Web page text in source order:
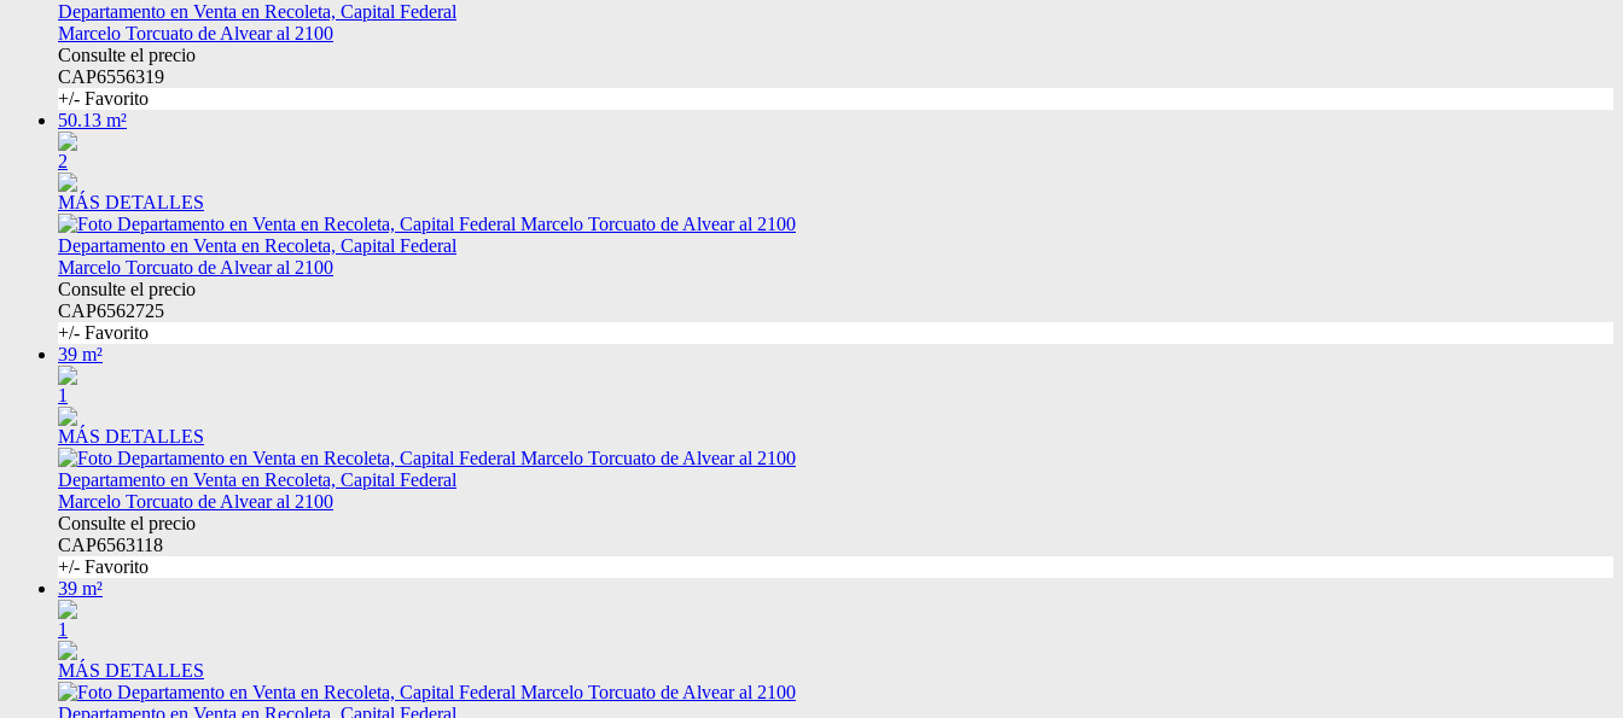
Departamento en Venta en Recoleta, Capital Federal
Marcelo Torcuato de Alvear al 2100
Consulte el precio
CAP6556319
+/- Favorito
50.13 m²
2
MÁS DETALLES
Departamento en Venta en Recoleta, Capital Federal
Marcelo Torcuato de Alvear al 2100
Consulte el precio
CAP6562725
+/- Favorito
39 m²
1
MÁS DETALLES
Departamento en Venta en Recoleta, Capital Federal
Marcelo Torcuato de Alvear al 2100
Consulte el precio
CAP6563118
+/- Favorito
39 m²
1
MÁS DETALLES